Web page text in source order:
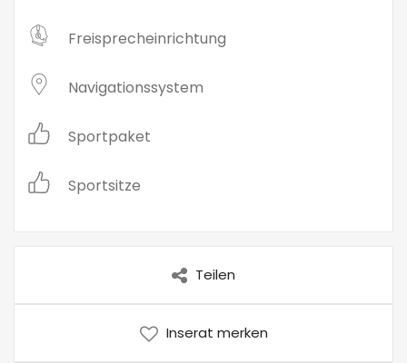
Freisprecheinrichtung
Navigationssystem
Sportpaket
Sportsitze
Teilen
Inserat merken